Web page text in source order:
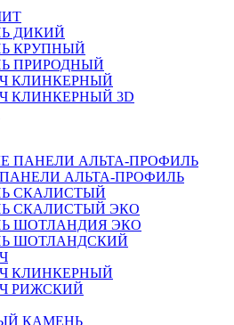
ДИКИЙ
КРУПНЫЙ
ПРИРОДНЫЙ
КЛИНКЕРНЫЙ
КЛИНКЕРНЫЙ 3D
АЛЬТА-ПРОФИЛЬ
СКАЛИСТЫЙ
СКАЛИСТЫЙ ЭКО
ШОТЛАНДИЯ ЭКО
ШОТЛАНДСКИЙ
КЛИНКЕРНЫЙ
РИЖСКИЙ
КАМЕНЬ